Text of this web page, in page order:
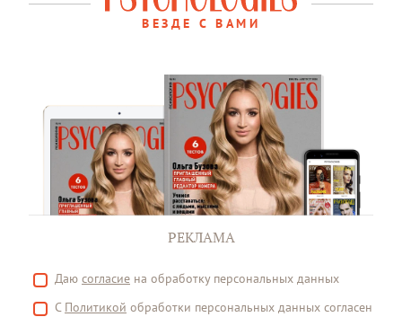
ВЕЗДЕ С ВАМИ
РЕКЛАМА
Даю согласие на обработку персональных данных
С Политикой обработки персональных данных согласен